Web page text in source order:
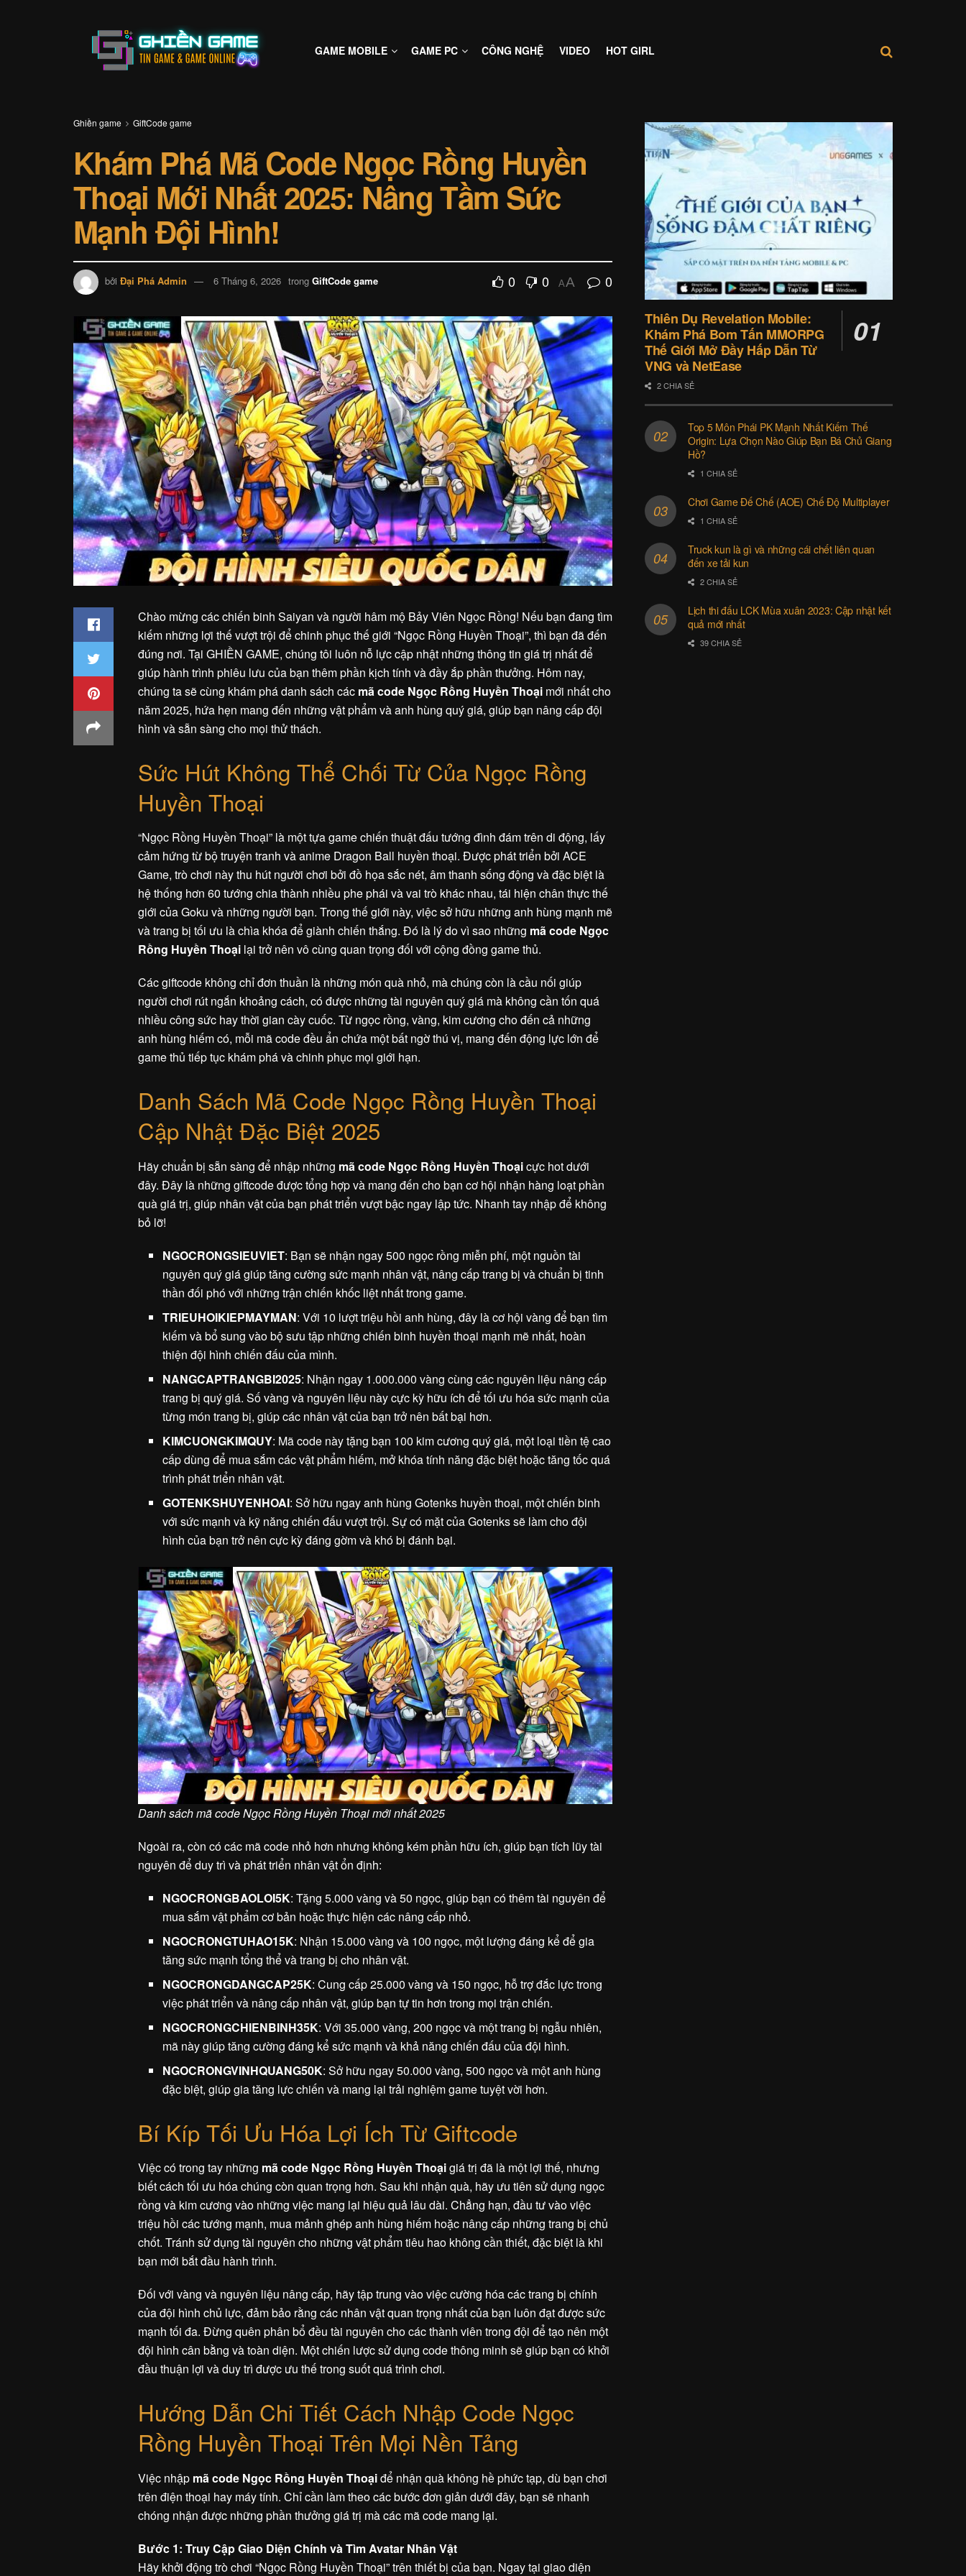
GAME MOBILE GAME PC CÔNG NGHỆ VIDEO HOT GIRL
Ghiền game GiftCode game
Khám Phá Mã Code Ngọc Rồng Huyền
Thoại Mới Nhất 2025: Nâng Tầm Sức
Mạnh Đội Hình!
bởi Đại Phá Admin 6 Tháng 6, 2026 trong GiftCode game 0 0 AA 0
Chào mừng các chiến binh Saiyan và người hâm mộ Bảy Viên Ngọc Rồng! Nếu bạn đang tìm
kiếm những lợi thế vượt trội để chinh phục thế giới “Ngọc Rồng Huyền Thoại”, thì bạn đã đến
đúng nơi. Tại GHIỀN GAME, chúng tôi luôn nỗ lực cập nhật những thông tin giá trị nhất để
giúp hành trình phiêu lưu của bạn thêm phần kịch tính và đầy ắp phần thưởng. Hôm nay,
chúng ta sẽ cùng khám phá danh sách các mã code Ngọc Rồng Huyền Thoại mới nhất cho
năm 2025, hứa hẹn mang đến những vật phẩm và anh hùng quý giá, giúp bạn nâng cấp đội
hình và sẵn sàng cho mọi thử thách.
Sức Hút Không Thể Chối Từ Của Ngọc Rồng
Huyền Thoại
“Ngọc Rồng Huyền Thoại” là một tựa game chiến thuật đấu tướng đình đám trên di động, lấy
cảm hứng từ bộ truyện tranh và anime Dragon Ball huyền thoại. Được phát triển bởi ACE
Game, trò chơi này thu hút người chơi bởi đồ họa sắc nét, âm thanh sống động và đặc biệt là
hệ thống hơn 60 tướng chia thành nhiều phe phái và vai trò khác nhau, tái hiện chân thực thế
giới của Goku và những người bạn. Trong thế giới này, việc sở hữu những anh hùng mạnh mẽ
và trang bị tối ưu là chìa khóa để giành chiến thắng. Đó là lý do vì sao những mã code Ngọc
Rồng Huyền Thoại lại trở nên vô cùng quan trọng đối với cộng đồng game thủ.
Các giftcode không chỉ đơn thuần là những món quà nhỏ, mà chúng còn là cầu nối giúp
người chơi rút ngắn khoảng cách, có được những tài nguyên quý giá mà không cần tốn quá
nhiều công sức hay thời gian cày cuốc. Từ ngọc rồng, vàng, kim cương cho đến cả những
anh hùng hiếm có, mỗi mã code đều ẩn chứa một bất ngờ thú vị, mang đến động lực lớn để
game thủ tiếp tục khám phá và chinh phục mọi giới hạn.
Danh Sách Mã Code Ngọc Rồng Huyền Thoại
Cập Nhật Đặc Biệt 2025
Hãy chuẩn bị sẵn sàng để nhập những mã code Ngọc Rồng Huyền Thoạicực hot dưới
đây. Đây là những giftcode được tổng hợp và mang đến cho bạn cơ hội nhận hàng loạt phần
quà giá trị, giúp nhân vật của bạn phát triển vượt bậc ngay lập tức. Nhanh tay nhập để không
bỏ lỡ!
NGOCRONGSIEUVIET: Bạn sẽ nhận ngay 500 ngọc rồng miễn phí, một nguồn tài
nguyên quý giá giúp tăng cường sức mạnh nhân vật, nâng cấp trang bị và chuẩn bị tinh
thần đối phó với những trận chiến khốc liệt nhất trong game.
TRIEUHOIKIEPMAYMAN: Với 10 lượt triệu hồi anh hùng, đây là cơ hội vàng để bạn tìm
kiếm và bổ sung vào bộ sưu tập những chiến binh huyền thoại mạnh mẽ nhất, hoàn
thiện đội hình chiến đấu của mình.
NANGCAPTRANGBI2025: Nhận ngay 1.000.000 vàng cùng các nguyên liệu nâng cấp
trang bị quý giá. Số vàng và nguyên liệu này cực kỳ hữu ích để tối ưu hóa sức mạnh của
từng món trang bị, giúp các nhân vật của bạn trở nên bất bại hơn.
KIMCUONGKIMQUY: Mã code này tặng bạn 100 kim cương quý giá, một loại tiền tệ cao
cấp dùng để mua sắm các vật phẩm hiếm, mở khóa tính năng đặc biệt hoặc tăng tốc quá
trình phát triển nhân vật.
GOTENKSHUYENHOAI: Sở hữu ngay anh hùng Gotenks huyền thoại, một chiến binh
với sức mạnh và kỹ năng chiến đấu vượt trội. Sự có mặt của Gotenks sẽ làm cho đội
hình của bạn trở nên cực kỳ đáng gờm và khó bị đánh bại.
Danh sách mã code Ngọc Rồng Huyền Thoại mới nhất 2025
Ngoài ra, còn có các mã code nhỏ hơn nhưng không kém phần hữu ích, giúp bạn tích lũy tài
nguyên để duy trì và phát triển nhân vật ổn định:
NGOCRONGBAOLOI5K: Tặng 5.000 vàng và 50 ngọc, giúp bạn có thêm tài nguyên để
mua sắm vật phẩm cơ bản hoặc thực hiện các nâng cấp nhỏ.
NGOCRONGTUHAO15K: Nhận 15.000 vàng và 100 ngọc, một lượng đáng kể để gia
tăng sức mạnh tổng thể và trang bị cho nhân vật.
NGOCRONGDANGCAP25K: Cung cấp 25.000 vàng và 150 ngọc, hỗ trợ đắc lực trong
việc phát triển và nâng cấp nhân vật, giúp bạn tự tin hơn trong mọi trận chiến.
NGOCRONGCHIENBINH35K: Với 35.000 vàng, 200 ngọc và một trang bị ngẫu nhiên,
mã này giúp tăng cường đáng kể sức mạnh và khả năng chiến đấu của đội hình.
NGOCRONGVINHQUANG50K: Sở hữu ngay 50.000 vàng, 500 ngọc và một anh hùng
đặc biệt, giúp gia tăng lực chiến và mang lại trải nghiệm game tuyệt vời hơn.
Bí Kíp Tối Ưu Hóa Lợi Ích Từ Giftcode
Việc có trong tay những mã code Ngọc Rồng Huyền Thoạigiá trị đã là một lợi thế, nhưng
biết cách tối ưu hóa chúng còn quan trọng hơn. Sau khi nhận quà, hãy ưu tiên sử dụng ngọc
rồng và kim cương vào những việc mang lại hiệu quả lâu dài. Chẳng hạn, đầu tư vào việc
triệu hồi các tướng mạnh, mua mảnh ghép anh hùng hiếm hoặc nâng cấp những trang bị chủ
chốt. Tránh sử dụng tài nguyên cho những vật phẩm tiêu hao không cần thiết, đặc biệt là khi
bạn mới bắt đầu hành trình.
Đối với vàng và nguyên liệu nâng cấp, hãy tập trung vào việc cường hóa các trang bị chính
của đội hình chủ lực, đảm bảo rằng các nhân vật quan trọng nhất của bạn luôn đạt được sức
mạnh tối đa. Đừng quên phân bổ đều tài nguyên cho các thành viên trong đội để tạo nên một
đội hình cân bằng và toàn diện. Một chiến lược sử dụng code thông minh sẽ giúp bạn có khởi
đầu thuận lợi và duy trì được ưu thế trong suốt quá trình chơi.
Hướng Dẫn Chi Tiết Cách Nhập Code Ngọc
Rồng Huyền Thoại Trên Mọi Nền Tảng
Việc nhập mã code Ngọc Rồng Huyền Thoạiđể nhận quà không hề phức tạp, dù bạn chơi
trên điện thoại hay máy tính. Chỉ cần làm theo các bước đơn giản dưới đây, bạn sẽ nhanh
chóng nhận được những phần thưởng giá trị mà các mã code mang lại.
Bước 1: Truy Cập Giao Diện Chính và Tìm Avatar Nhân Vật
Hãy khởi động trò chơi “Ngọc Rồng Huyền Thoại” trên thiết bị của bạn. Ngay tại giao diện
Thiên Dụ Revelation Mobile:
Khám Phá Bom Tấn MMORPG
Thế Giới Mở Đầy Hấp Dẫn Từ
VNG và NetEase
2 CHIA SẺ
Top 5 Môn Phái PK Mạnh Nhất Kiếm Thế
Origin: Lựa Chọn Nào Giúp Bạn Bá Chủ Giang
Hồ?
1 CHIA SẺ
Chơi Game Đế Chế (AOE) Chế Độ Multiplayer
1 CHIA SẺ
Truck kun là gì và những cái chết liên quan
đến xe tải kun
2 CHIA SẺ
Lịch thi đấu LCK Mùa xuân 2023: Cập nhật kết
quả mới nhất
39 CHIA SẺ